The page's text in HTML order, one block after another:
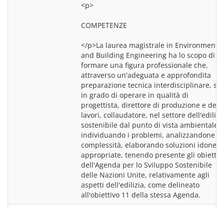
<p>
COMPETENZE
</p>La laurea magistrale in Environmental
and Building Engineering ha lo scopo di
formare una figura professionale che,
attraverso un'adeguata e approfondita
preparazione tecnica interdisciplinare, sia
in grado di operare in qualità di
progettista, direttore di produzione e dei
lavori, collaudatore, nel settore
sostenibile dal punto di vista ambientale,
individuando i problemi, analizzandone la
complessità, elaborando soluzioni idonee
appropriate, tenendo presente gli obiettivi
dell'Agenda per lo Sviluppo Sostenibile
delle Nazioni Unite, relativamente agli
aspetti dell'edilizia, come delineato
all'obiettivo 11 della stessa Agenda.